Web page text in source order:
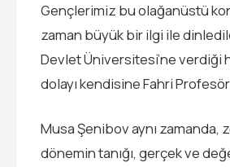
Gençlerimiz bu olağanüstü
zaman büyük bir ilgi ile
Devlet Üniversitesi’ne verdiği
dolayı kendisine Fahri
Musa Şenibov aynı zamanda,
dönemin tanığı, gerçek ve